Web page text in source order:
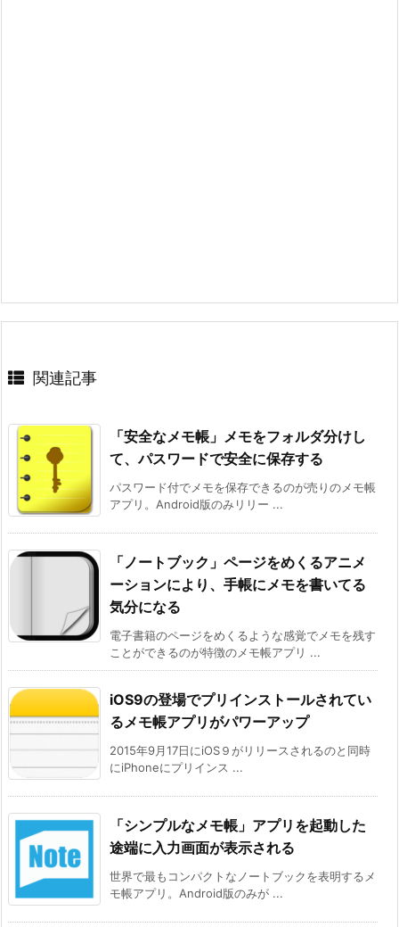
関連記事
「安全なメモ帳」メモをフォルダ分けし
て、パスワードで安全に保存する
パスワード付でメモを保存できるのが売りのメモ帳
アプリ。Android版のみリリー ...
「ノートブック」ページをめくるアニメ
ーションにより、手帳にメモを書いてる
気分になる
電子書籍のページをめくるような感覚でメモを残す
ことができるのが特徴のメモ帳アプリ ...
iOS9の登場でプリインストールされてい
るメモ帳アプリがパワーアップ
2015年9月17日にiOS９がリリースされるのと同時
にiPhoneにプリインス ...
「シンプルなメモ帳」アプリを起動した
途端に入力画面が表示される
世界で最もコンパクトなノートブックを表明するメ
モ帳アプリ。Android版のみが ...